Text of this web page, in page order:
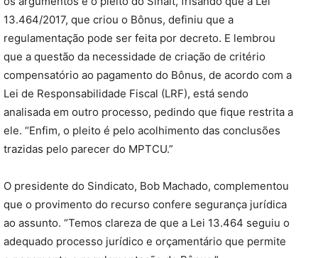
13.464/2017, que criou o Bônus, definiu que a
regulamentação pode ser feita por decreto. E lembrou
que a questão da necessidade de criação de critério
compensatório ao pagamento do Bônus, de acordo com a
Lei de Responsabilidade Fiscal (LRF), está sendo
analisada em outro processo, pedindo que fique restrita a
ele. “Enfim, o pleito é pelo acolhimento das conclusões
trazidas pelo parecer do MPTCU.”
O presidente do Sindicato, Bob Machado, complementou
que o provimento do recurso confere segurança jurídica
ao assunto. “Temos clareza de que a Lei 13.464 seguiu o
adequado processo jurídico e orçamentário que permite